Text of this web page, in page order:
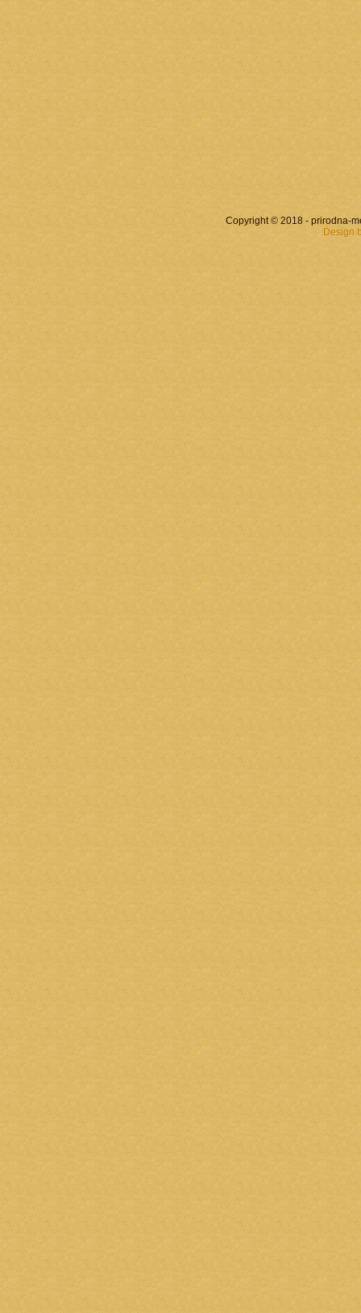
Copyright © 2018 - prirodna-
Design